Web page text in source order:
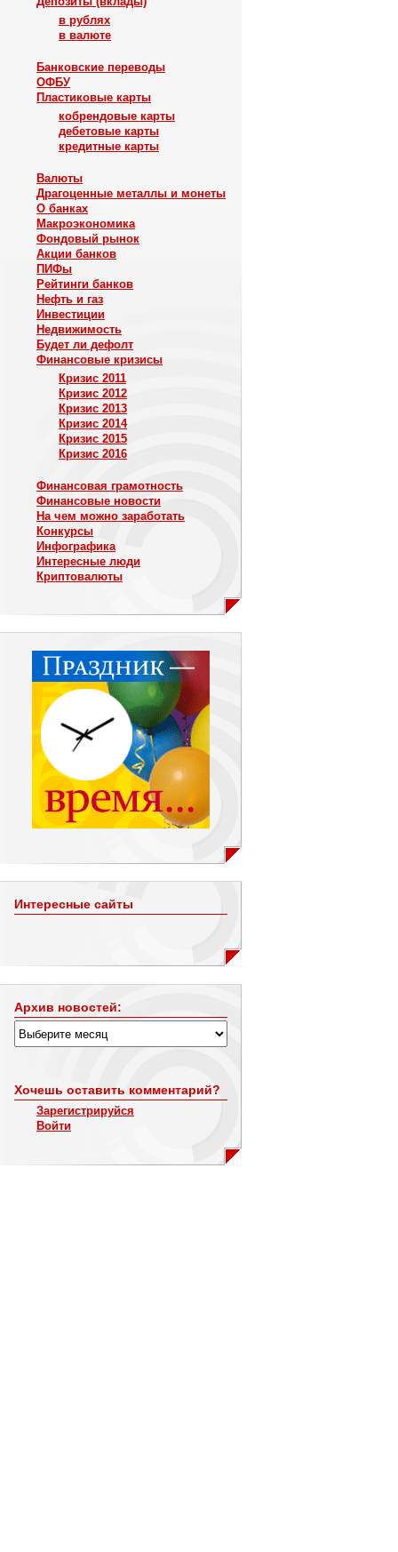
в рублях
в валюте
Банковские переводы
ОФБУ
Пластиковые карты
кобрендовые карты
дебетовые карты
кредитные карты
Валюты
Драгоценные металлы и монеты
О банках
Макроэкономика
Фондовый рынок
Акции банков
ПИФы
Рейтинги банков
Нефть и газ
Инвестиции
Недвижимость
Будет ли дефолт
Финансовые кризисы
Кризис 2011
Кризис 2012
Кризис 2013
Кризис 2014
Кризис 2015
Кризис 2016
Финансовая грамотность
Финансовые новости
На чем можно заработать
Конкурсы
Инфографика
Интересные люди
Криптовалюты
Интересные сайты
Архив новостей:
Хочешь оставить комментарий?
Зарегистрируйся
Войти